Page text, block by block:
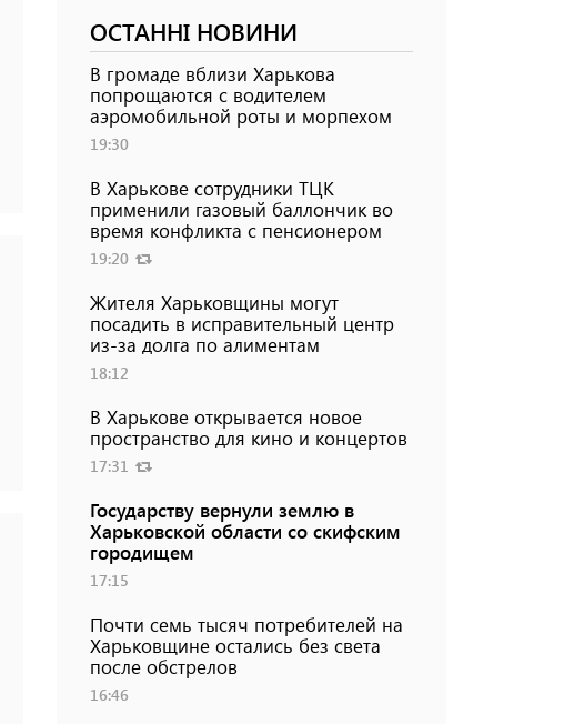
ОСТАННІ НОВИНИ
В громаде вблизи Харькова
попрощаются с водителем
аэромобильной роты и морпехом
19:30
В Харькове сотрудники ТЦК
применили газовый баллончик во
время конфликта с пенсионером
19:20
Жителя Харьковщины могут
посадить в исправительный центр
из-за долга по алиментам
18:12
В Харькове открывается новое
пространство для кино и концертов
17:31
Государству вернули землю в
Харьковской области со скифским
городищем
17:15
Почти семь тысяч потребителей на
Харьковщине остались без света
после обстрелов
16:46